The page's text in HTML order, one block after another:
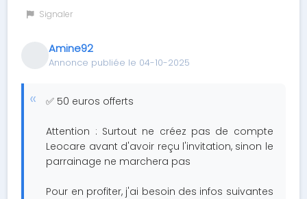
Signaler
Amine92
Annonce publiée le 04-10-2025
✅ 50 euros offerts
Attention : Surtout ne créez pas de compte
Leocare avant d'avoir reçu l'invitation, sinon le
parrainage ne marchera pas
Pour en profiter, j'ai besoin des infos suivantes